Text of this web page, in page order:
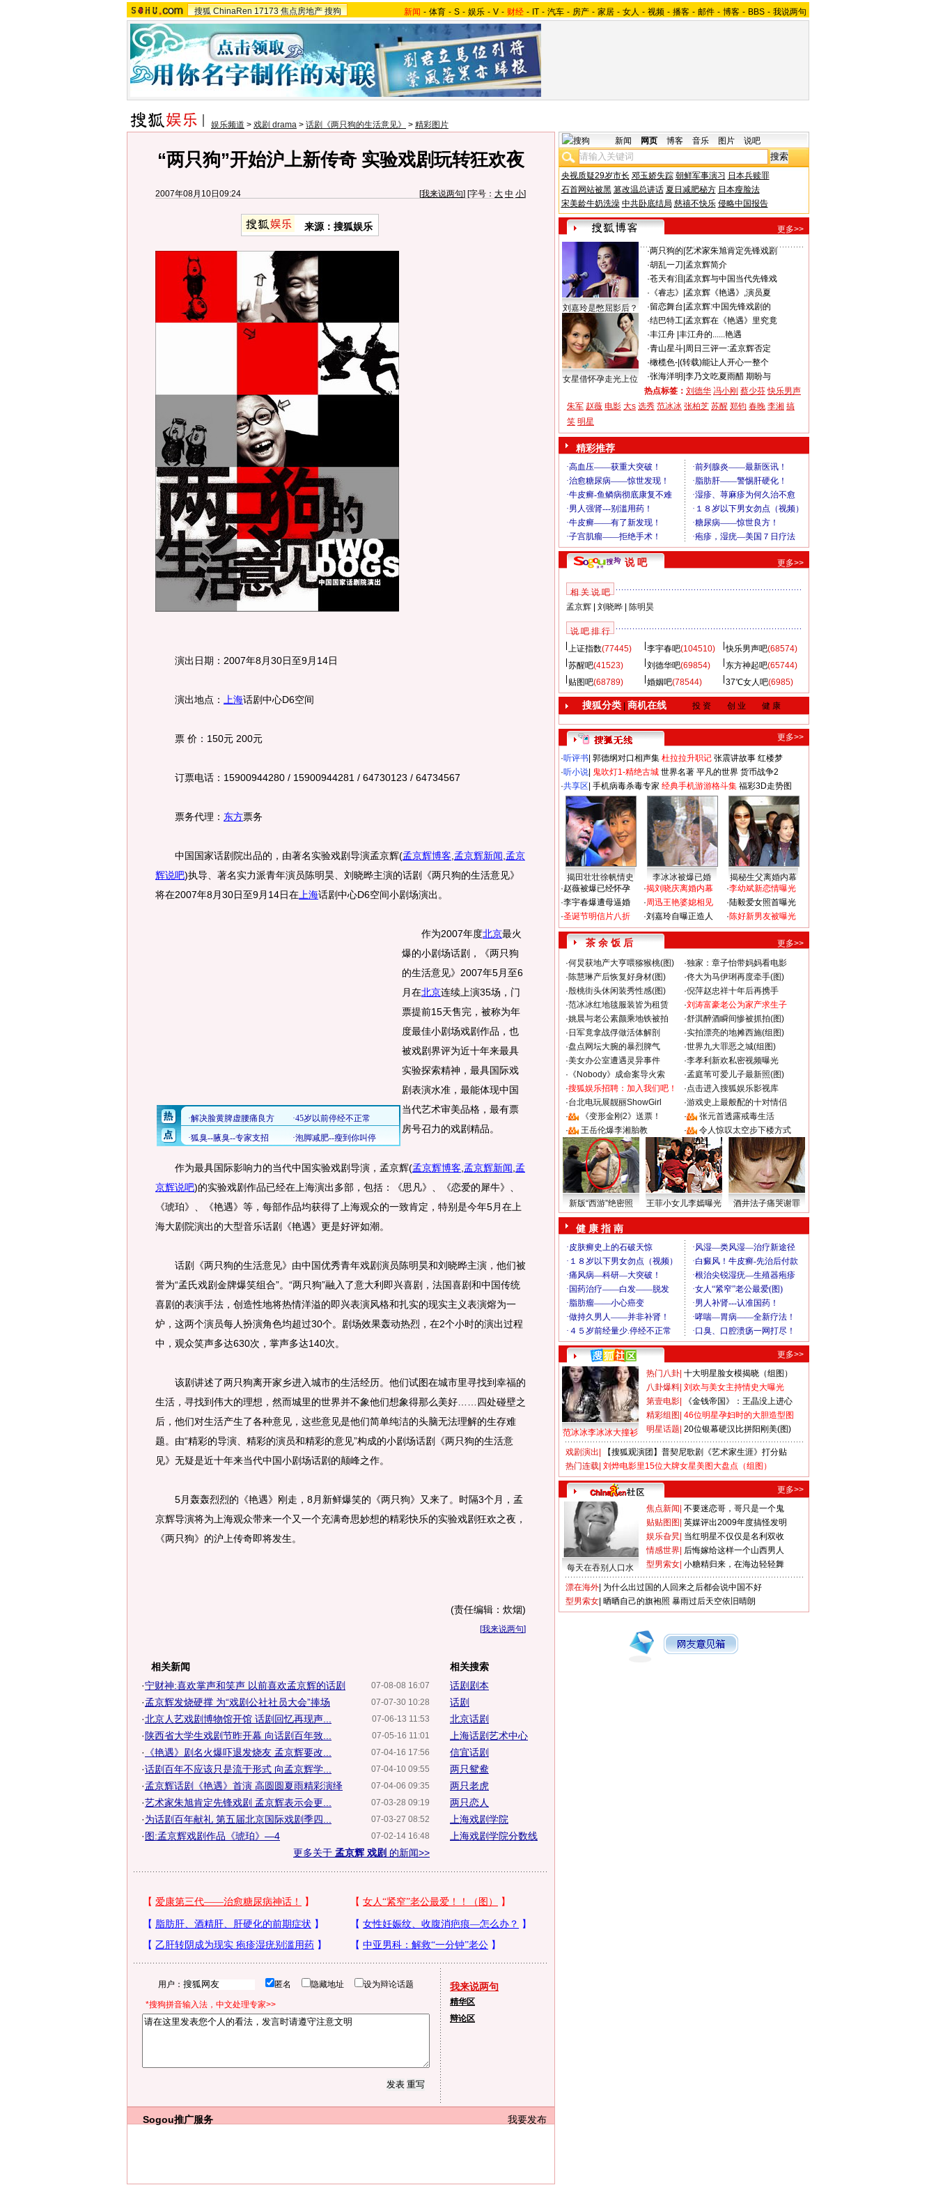
搜狐 ChinaRen 17173 焦点房地产 搜狗 新闻 - 体育 - S - 娱乐 - V - 财经 - IT - 汽车 - 房产 - 家居 - 女人 - 视频 - 播客 - 邮件 - 博客 - BBS - 我说两句
娱乐频道 > 戏剧 drama > 话剧《两只狗的生活意见》 > 精彩图片
“两只狗”开始沪上新传奇 实验戏剧玩转狂欢夜
2007年08月10日09:24 [我来说两句] [字号： 大 中 小]
来源：搜狐娱乐
演出日期：2007年8月30日至9月14日
演出地点： 上海话剧中心D6空间
票 价：150元 200元
订票电话：15900944280 / 15900944281 / 64730123 / 64734567
票务代理： 东方票务
中国国家话剧院出品的，由著名实验戏剧导演孟京辉(孟京辉博客 孟京辉新闻 孟京
辉说吧)执导、著名实力派青年演员陈明昊、刘晓晔主演的话剧《两只狗的生活意见》
将在2007年8月30日至9月14日在 上海话剧中心D6空间小剧场演出。
作为2007年度北京最火
爆的小剧场话剧，《两只狗
的生活意见》2007年5月至6
月在北京连续上演35场，门
票提前15天售完，被称为年
度最佳小剧场戏剧作品，也
被戏剧界评为近十年来最具
实验探索精神，最具国际戏
剧表演水准，最能体现中国
当代艺术审美品格，最有票
房号召力的戏剧精品。
作为最具国际影响力的当代中国实验戏剧导演，孟京辉(孟京辉博客 孟京辉新闻 孟
京辉说吧)的实验戏剧作品已经在上海演出多部，包括：《思凡》、《恋爱的犀牛》、
《琥珀》、《艳遇》等，每部作品均获得了上海观众的一致肯定，特别是今年5月在上
海大剧院演出的大型音乐话剧《艳遇》更是好评如潮。
话剧《两只狗的生活意见》由中国优秀青年戏剧演员陈明昊和刘晓晔主演，他们被
誉为“孟氏戏剧金牌爆笑组合”。“两只狗”融入了意大利即兴喜剧，法国喜剧和中国传统
喜剧的表演手法，创造性地将热情洋溢的即兴表演风格和扎实的现实主义表演熔为一
炉，这两个演员每人扮演角色均超过30个。剧场效果轰动热烈，在2个小时的演出过程
中，观众笑声多达630次，掌声多达140次。
该剧讲述了两只狗离开家乡进入城市的生活经历。他们试图在城市里寻找到幸福的
生活，寻找到伟大的理想，然而城里的世界并不象他们想象得那么美好……四处碰壁之
后，他们对生活产生了各种意见，这些意见是他们简单纯洁的头脑无法理解的生存难
题。由“精彩的导演、精彩的演员和精彩的意见”构成的小剧场话剧《两只狗的生活意
见》无疑是近十年来当代中国小剧场话剧的颠峰之作。
5月轰轰烈烈的《艳遇》刚走，8月新鲜爆笑的《两只狗》又来了。时隔3个月，孟
京辉导演将为上海观众带来一个又一个充满奇思妙想的精彩快乐的实验戏剧狂欢之夜，
《两只狗》的沪上传奇即将发生。
(责任编辑：炊烟)
[我来说两句]
相关新闻
07-08-08 16:07
·宁财神:喜欢掌声和笑声 以前喜欢孟京辉的话剧
07-07-30 10:28
·孟京辉发烧硬撑 为“戏剧公社社员大会”捧场
07-06-13 11:53
·北京人艺戏剧博物馆开馆 话剧回忆再现声...
07-05-16 11:01
· 陕西省大学生戏剧节昨开幕 向话剧百年致...
07-04-16 17:56
· 《艳遇》剧名火爆吓退发烧友 孟京辉要改...
07-04-10 09:55
·话剧百年不应该只是流于形式 向孟京辉学...
07-04-06 09:35
·孟京辉话剧《艳遇》首演 高圆圆夏雨精彩演绎
07-03-28 09:19
·艺术家朱旭肯定先锋戏剧 孟京辉表示会更...
07-03-27 08:52
·为话剧百年献礼 第五届北京国际戏剧季四...
07-02-14 16:48
·图:孟京辉戏剧作品《琥珀》—4
更多关于 孟京辉 戏剧 的新闻>>
相关搜索
话剧剧本
话剧
北京话剧
上海话剧艺术中心
信宜话剧
两只鸳鸯
两只老虎
两只恋人
上海戏剧学院
上海戏剧学院分数线
用户： 匿名 隐藏地址 设为辩论话题
*搜狗拼音输入法，中文处理专家>>
我来说两句
精华区
辩论区
我要发布
Sogou推广服务
新闻 网页 博客 音乐 图片 说吧
央视质疑29岁市长 邓玉娇失踪 朝鲜军事演习 日本兵赎罪
石首网站被黑 篡改温总讲话 夏日减肥秘方 日本瘦脸法
宋美龄牛奶洗澡 中共卧底结局 慈禧不快乐 侵略中国报告
更多>>
刘嘉玲是憋屈影后？
女星借怀孕走光上位
·两只狗的 艺术家朱旭肯定先锋戏剧
·胡乱一刀 孟京辉简介
·苍天有泪 孟京辉与中国当代先锋戏
· 《睿志》
孟京辉《艳遇》,演员夏
·留恋舞台 孟京辉:中国先锋戏剧的
·结巴特工| 孟京辉在《艳遇》里究竟
·丰江舟 丰江舟的......艳遇
·青山星斗| 周日三评一:孟京辉否定
·橄榄色-| (转载)能让人开心一整个
·张海洋明 李乃文吃夏雨醋 期盼与
热点标签： 刘德华 冯小刚 蔡少芬 快乐男声
朱军 赵薇 电影 大s 选秀 范冰冰 张柏芝 苏醒 郑钧 春晚 李湘 搞
笑 明星
精彩推荐
说 吧 更多>>
相 关 说 吧
孟京辉| 刘晓晔| 陈明昊
说 吧 排 行
上证指数(77445) 李宇春吧(104510) 快乐男声吧(68574)
苏醒吧(41523) 刘德华吧(69854) 东方神起吧(65744)
贴图吧(68789) 婚姻吧(78544) 37℃女人吧(6985)
搜狐分类| 商机在线 投 资 创 业 健 康
更多>>
·听评书 郭德纲对口相声集 杜拉拉升职记 张震讲故事 红楼梦
·听小说 鬼吹灯1-精绝古城 世界名著 平凡的世界 货币战争2
·共享区 手机病毒杀毒专家 经典手机游游格斗集 福彩3D走势图
揭田壮壮徐帆情史 李冰冰被爆已婚
揭秘生父离婚内幕
·赵薇被爆已经怀孕
·李宇春爆遭母逼婚
·圣诞节明信片八折
·揭刘晓庆离婚内幕
·周迅王艳婆媳相见
·刘嘉玲自曝正造人
·李幼斌新恋情曝光
·陆毅爱女照首曝光
·陈好新男友被曝光
茶 余 饭 后
更多>>
·何炅获地产大亨喂猕猴桃(图) ·独家：章子怡带妈妈看电影
·陈慧琳产后恢复好身材(图) ·佟大为马伊琍再度牵手(图)
·殷桃街头休闲装秀性感(图) ·倪萍赵忠祥十年后再携手
·范冰冰红地毯服装皆为租赁 ·刘涛富豪老公为家产求生子
·姚晨与老公素颜乘地铁被拍 ·舒淇醉酒瞬间惨被抓拍(图)
· 日军竟拿战俘做活体解剖 ·实拍漂亮的地摊西施(组图)
·盘点网坛大腕的暴烈脾气 ·世界九大罪恶之城(组图)
·美女办公室遭遇灵异事件 ·李孝利新欢私密视频曝光
· 《Nobody》成命案导火索 ·孟庭苇可爱儿子最新照(图)
·搜狐娱乐招聘：加入我们吧！ ·点击进入搜狐娱乐影视库
·台北电玩展靓丽ShowGirl ·游戏史上最般配的十对情侣
·
《变形金刚2》送票！ ·
张元首透露戒毒生活
·
王岳伦爆李湘胎教 · 令人惊叹太空步下楼方式
新版“西游”绝密照 王菲小女儿李嫣曝光 酒井法子痛哭谢罪
健 康 指 南
更多>>
范冰冰李冰冰大撞衫
热门八卦 十大明星脸女模揭晓（组图）
八卦爆料 刘欢与美女主持情史大曝光
第壹电影
《金钱帝国》：王晶没上进心
精彩组图 46位明星孕妇时的大胆造型图
明星话题 20位银幕硬汉比拼阳刚美(图)
戏剧演出
【搜狐观演团】普契尼歌剧《艺术家生涯》打分贴
热门连载 刘烨电影里15位大牌女星美图大盘点（组图）
更多>>
每天在吞别人口水
焦点新闻 不要迷恋哥，哥只是一个鬼
贴贴图图 英媒评出2009年度搞怪发明
娱乐旮旯 当红明星不仅仅是名利双收
情感世界 后悔嫁给这样一个山西男人
型男索女 小糖精归来，在海边轻轻舞
漂在海外 为什么出过国的人回来之后都会说中国不好
型男索女 晒晒自己的旗袍照 暴雨过后天空依旧晴朗